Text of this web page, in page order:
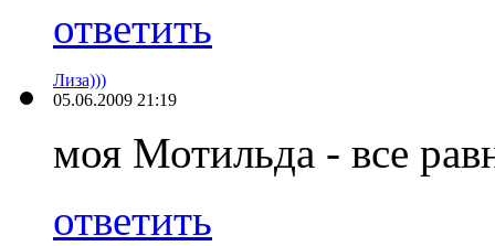
ответить
Лиза)))
05.06.2009 21:19
моя Мотильда - все
ответить